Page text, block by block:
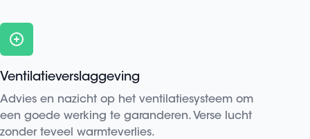
Ventilatieverslaggeving
Advies en nazicht op het ventilatiesysteem om
een goede werking te garanderen. Verse lucht
zonder teveel warmteverlies.